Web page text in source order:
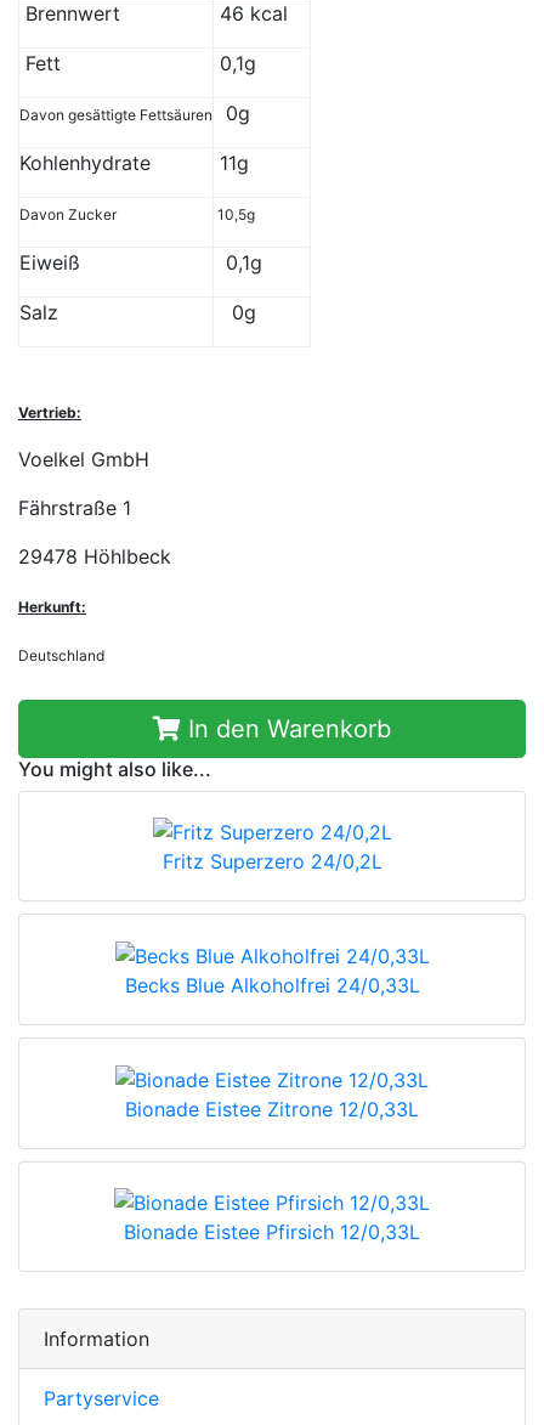
Brennwert 46 kcal
Fett 0,1g
Davon gesättigte Fettsäuren 0g
Kohlenhydrate 11g
Davon Zucker 10,5g
Eiweiß 0,1g
Salz 0g
Vertrieb:
Voelkel GmbH
Fährstraße 1
29478 Höhlbeck
Herkunft:
Deutschland
In den Warenkorb
You might also like...
Fritz Superzero 24/0,2L
Becks Blue Alkoholfrei 24/0,33L
Bionade Eistee Zitrone 12/0,33L
Bionade Eistee Pfirsich 12/0,33L
Information
Partyservice